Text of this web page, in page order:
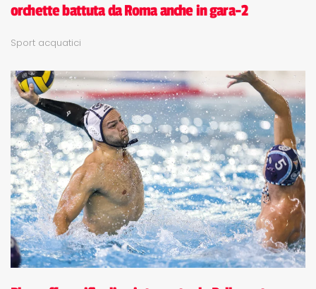
orchette battuta da Roma anche in gara-2
Sport acquatici